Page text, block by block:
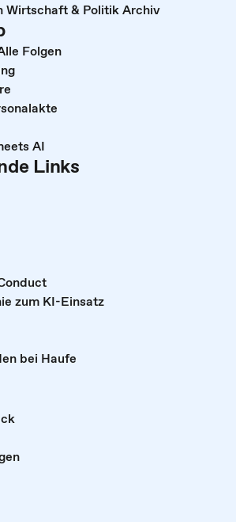
Wirtschaft & Politik Archiv
Folgen
AI
Links
zum KI-Einsatz
bei Haufe